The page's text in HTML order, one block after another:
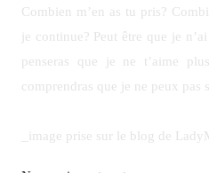
Combien m’en as tu pris?
je continue? Peut être que je
penseras que je ne t’aime
comprendras que je ne peux
_image prise sur le blog de